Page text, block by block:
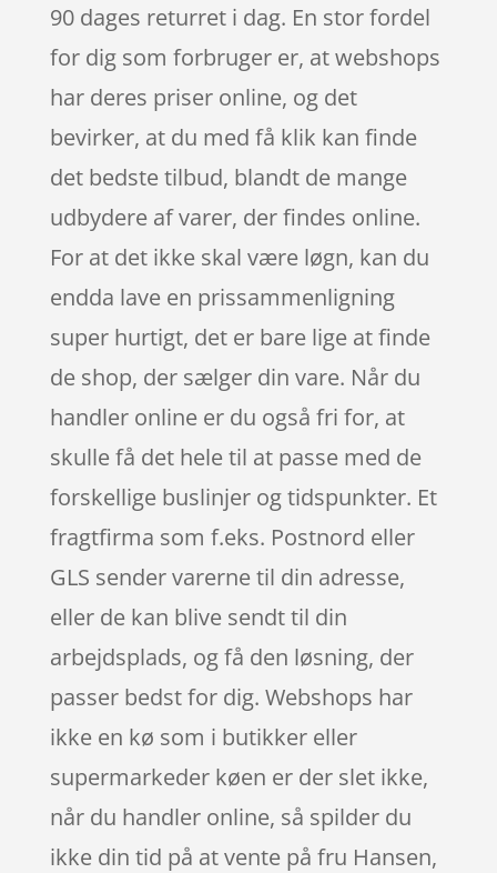
90 dages returret i dag. En stor fordel
for dig som forbruger er, at webshops
har deres priser online, og det
bevirker, at du med få klik kan finde
det bedste tilbud, blandt de mange
udbydere af varer, der findes online.
For at det ikke skal være løgn, kan du
endda lave en prissammenligning
super hurtigt, det er bare lige at finde
de shop, der sælger din vare. Når du
handler online er du også fri for, at
skulle få det hele til at passe med de
forskellige buslinjer og tidspunkter. Et
fragtfirma som f.eks. Postnord eller
GLS sender varerne til din adresse,
eller de kan blive sendt til din
arbejdsplads, og få den løsning, der
passer bedst for dig. Webshops har
ikke en kø som i butikker eller
supermarkeder køen er der slet ikke,
når du handler online, så spilder du
ikke din tid på at vente på fru Hansen,